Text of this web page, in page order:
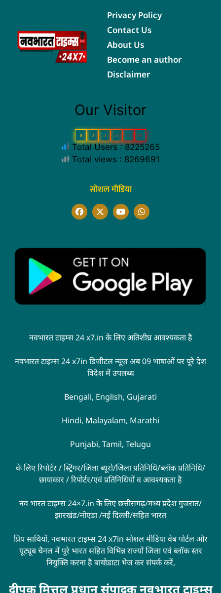
Privacy Policy
Contact Us
About Us
Become an author
Disclaimer
Our Visitor
8 2 2 5 2 6
Total Users : 8225265
Total views : 8269691
सोशल मीडिया
नवभारत टाइम्स 24 x7.in के लिए अतिशीघ्र आवश्यकता है
नवभारत टाइम्स 24 x7in डिजीटल न्यूज़ अब 09 भाषाओं पर पूरे देश
विदेश में उपलब्ध
Bengali, English, Gujarati
Hindi, Malayalam, Marathi
Punjabi, Tamil, Telugu
के लिए रिपोर्टर / स्ट्रिंगर/जिला ब्यूरो/जिला प्रतिनिधि/ब्लॉक प्रतिनिधि/
छायाकार / रिपोर्टर/एवं प्रतिनिधियों व आवश्यकता है
नव भारत टाइम्स 24×7.in के लिए छत्तीसगढ़/मध्य प्रदेश गुजरात/
झारखंड/नोएडा /नई दिल्ली/सहित भारत
प्रिय साथियों, नवभारत टाइम्स 24 x7in सोशल मीडिया वेब पोर्टल और
यूट्यूब चैनल में पूरे भारत सहित विभिन्न राज्यों जिला एवं ब्लॉक स्तर
नियुक्ति करना है बायोडाटा भेज कर संपर्क करें,
दीपक मित्तल प्रधान संपादक नवभारत टाइम्स